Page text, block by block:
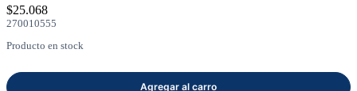
Traverso
$25.068
270010555
Producto en stock